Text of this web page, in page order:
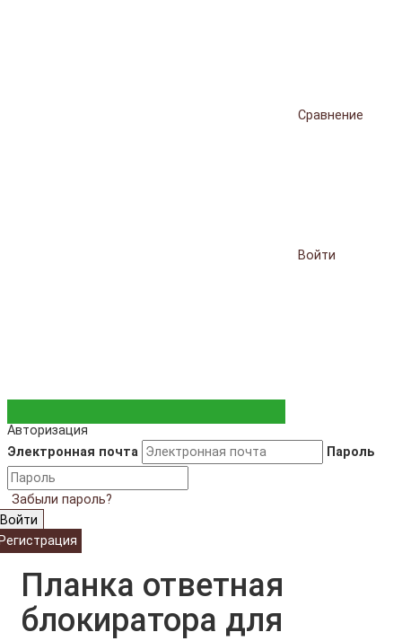
Сравнение
Войти
Авторизация
Электронная почта
Пароль
Забыли пароль?
Войти
Планка ответная
блокиратора для